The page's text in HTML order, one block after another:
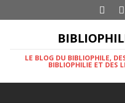
LE BLOG DU BIBLIOPHILE,
BIBLIOPHILIE ET DES